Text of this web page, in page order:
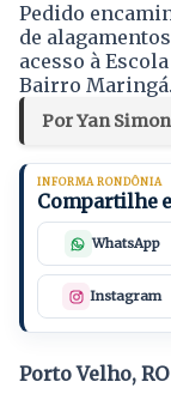
Pedido
de
acesso à
Bairro Maringá.
Por Yan
INFORMA RONDÔNIA
Compartilhe
WhatsApp
Instagram
Porto Velho,